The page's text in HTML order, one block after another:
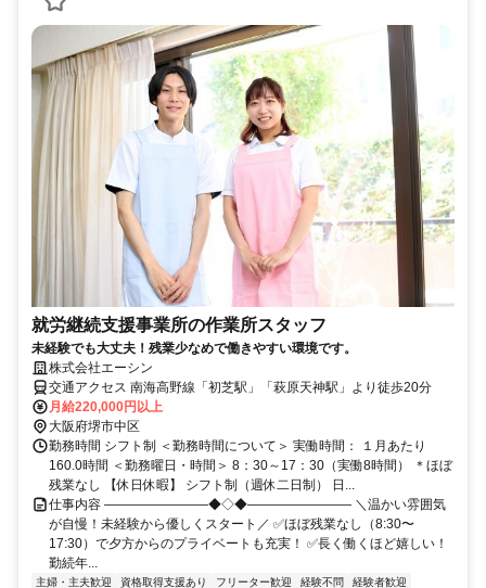
就労継続支援事業所の作業所スタッフ
未経験でも大丈夫！残業少なめで働きやすい環境です。
株式会社エーシン
交通アクセス 南海高野線「初芝駅」「萩原天神駅」より徒歩20分
月給220,000円以上
大阪府堺市中区
勤務時間 シフト制 ＜勤務時間について＞ 実働時間： １月あたり
160.0時間 ＜勤務曜日・時間＞ 8：30～17：30（実働8時間） ＊ほぼ
残業なし 【休日休暇】 シフト制（週休二日制） 日...
仕事内容 ――――――――◆◇◆―――――――― ＼温かい雰囲気
が自慢！未経験から優しくスタート／ ✅ほぼ残業なし（8:30〜
17:30）で夕方からのプライベートも充実！ ✅長く働くほど嬉しい！
勤続年...
主婦・主夫歓迎 資格取得支援あり フリーター歓迎 経験不問 経験者歓迎